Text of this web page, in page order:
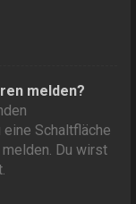
melden?
Schaltfläche
Du wirst